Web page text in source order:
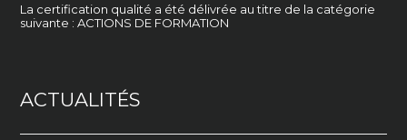
La certification qualité a été délivrée au titre de la catégorie
suivante : ACTIONS DE FORMATION
ACTUALITÉS